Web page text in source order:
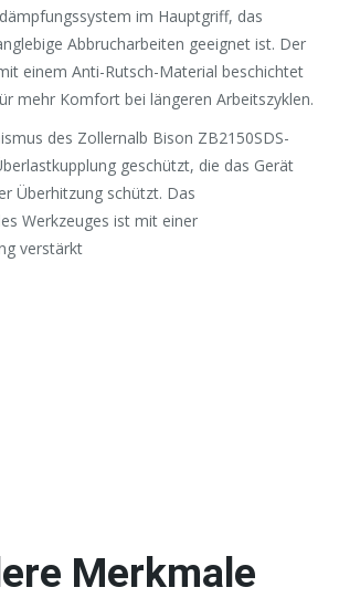
im Hauptgriff, das
Abbrucharbeiten geeignet ist. Der
einem Anti-Rutsch-Material beschichtet
mehr Komfort bei längeren Arbeitszyklen.
des Zollernalb Bison ZB2150SDS-
geschützt, die das Gerät
Überhitzung schützt. Das
Werkzeuges ist mit einer
verstärkt
Merkmale